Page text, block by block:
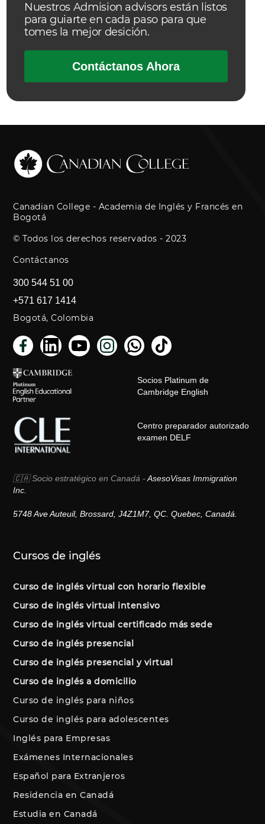
Nuestros Admision advisors están listos
para guiarte en cada paso para que
tomes la mejor desición.
Contáctanos Ahora
Canadian College - Academia de Inglés y Francés en
Bogotá
© Todos los derechos reservados - 2023
Contáctanos
300 544 51 00
+571 617 1414
Bogotá, Colombia
Socios Platinum de
Cambridge English
Centro preparador autorizado
examen DELF
🇨🇦 Socio estratégico en Canadá -AsesoVisas Immigration
Inc.
5748 Ave Auteuil, Brossard, J4Z1M7, QC. Quebec, Canadá.
Cursos de inglés
Curso de inglés virtual con horario flexible
Curso de inglés virtual intensivo
Curso de inglés virtual certificado más sede
Curso de inglés presencial
Curso de inglés presencial y virtual
Curso de inglés a domicilio
Curso de inglés para niños
Curso de inglés para adolescentes
Inglés para Empresas
Exámenes Internacionales
Español para Extranjeros
Residencia en Canadá
Estudia en Canadá